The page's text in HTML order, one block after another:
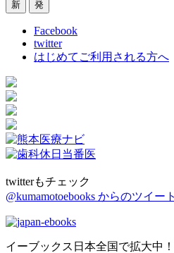
Facebook
twitter
はじめてご利用される方へ
twitterもチェック
@kumamotoebooks からのツイート
イーブックス日本全国で拡大中！